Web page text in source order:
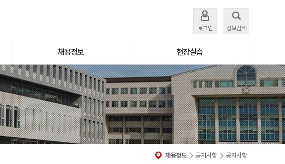
로그인 정보검색
채용정보 현장실습
채용정보 공지사항 공지사항